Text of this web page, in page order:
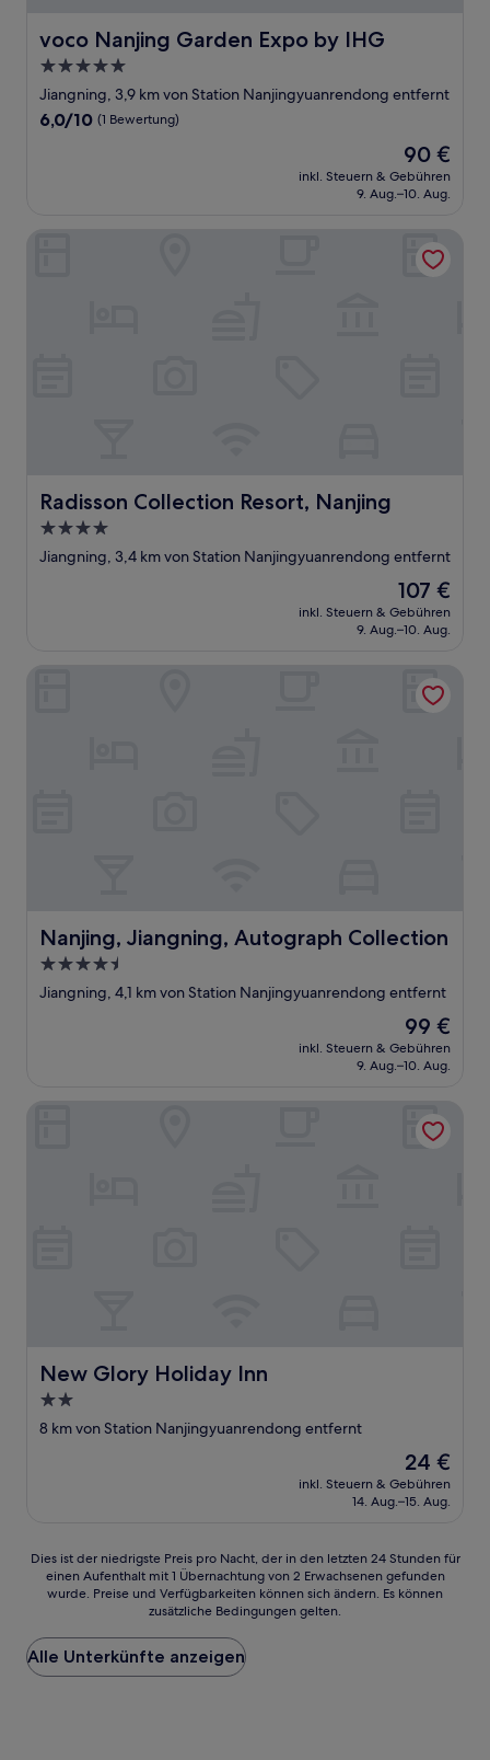
voco Nanjing Garden Expo by IHG
voco Nanjing Garden Expo by IHG
5.0-
Sterne-
Unterkunft
Jiangning, 3,9 km von Station Nanjingyuanrendong entfernt
6.0
6,0/10 (1 Bewertung)
Der
Preis
beträgt
90 €
inkl. Steuern & Gebühren
9. Aug.–10. Aug.
Radisson Collection Resort, Nanjing
Radisson Collection Resort, Nanjing
4.0-
Sterne-
Jiangning, 3,4 km von Station Nanjingyuanrendong entfernt
Der
Preis
beträgt
107 €
inkl. Steuern & Gebühren
9. Aug.–10. Aug.
Nanjing, Jiangning, Autograph Collection
Nanjing, Jiangning, Autograph Collection
4.5-
Sterne-
Jiangning, 4,1 km von Station Nanjingyuanrendong entfernt
Der
Preis
beträgt
99 €
inkl. Steuern & Gebühren
9. Aug.–10. Aug.
New Glory Holiday Inn
New Glory Holiday Inn
2.0-
Sterne-
8 km von Station Nanjingyuanrendong entfernt
Der
Preis
beträgt
24 €
inkl. Steuern & Gebühren
14. Aug.–15. Aug.
Dies
der
Preis
pro
Nacht,
Dies ist der niedrigste Preis pro Nacht, der in den letzten 24 Stunden für
einen Aufenthalt mit 1 Übernachtung von 2 Erwachsenen gefunden
wurde. Preise und Verfügbarkeiten können sich ändern. Es können
zusätzliche Bedingungen gelten.
Alle Unterkünfte anzeigen